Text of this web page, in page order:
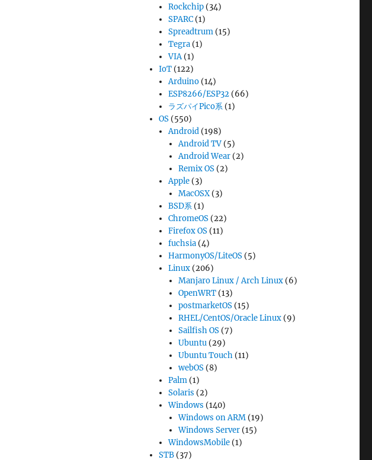
Rockchip (34)
SPARC (1)
Spreadtrum (15)
Tegra (1)
VIA(1)
IoT (122)
Arduino (14)
ESP8266/ESP32 (66)
ラズパイPico系 (1)
OS (550)
Android (198)
Android TV(5)
Android Wear(2)
Remix OS(2)
Apple (3)
MacOSX(3)
BSD系 (1)
ChromeOS (22)
Firefox OS (11)
fuchsia (4)
HarmonyOS/LiteOS (5)
Linux (206)
Manjaro Linux / Arch Linux(6)
OpenWRT(13)
postmarketOS(15)
RHEL/CentOS/Oracle Linux(9)
Sailfish OS(7)
Ubuntu(29)
Ubuntu Touch(11)
webOS(8)
Palm (1)
Solaris (2)
Windows (140)
Windows on ARM(19)
Windows Server(15)
WindowsMobile (1)
STB (37)